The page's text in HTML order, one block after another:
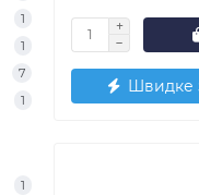
1
1
7
1
1
Швидке